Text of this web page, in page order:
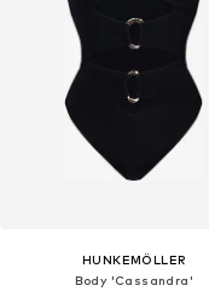
HUNKEMÖLLER
Body 'Cassandra'